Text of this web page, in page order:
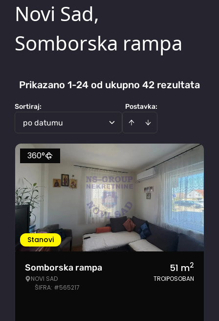
Novi Sad,
Somborska rampa
Prikazano 1-24 od ukupno 42 rezultata
Postavka:
Sortiraj:
po datumu
Stanovi
360°
Somborska rampa
NOVI SAD
ŠIFRA: #565217
51 m2
TROIPOSOBAN